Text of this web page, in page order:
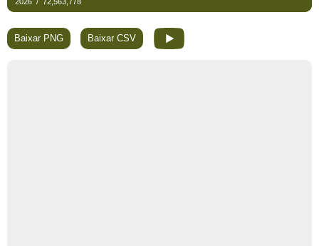
Baixar PNG Baixar CSV